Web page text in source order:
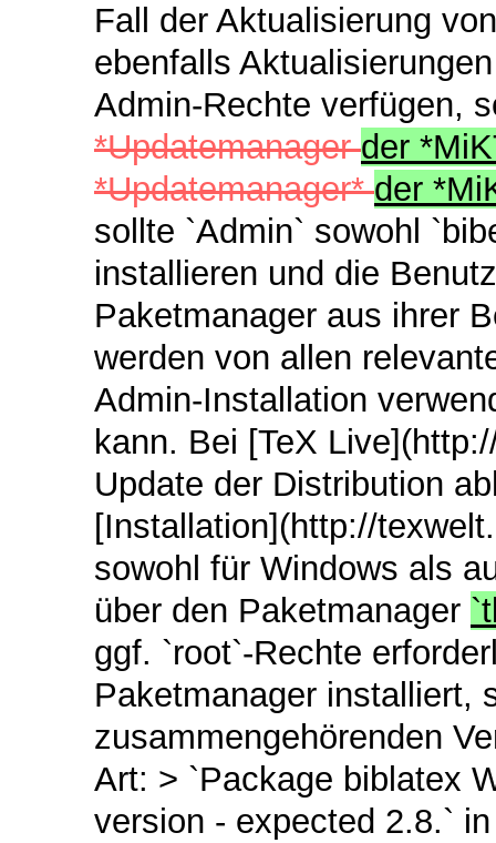
Fall der Aktualisierung
ebenfalls
Admin-Rechte verfügen,
*Updatemanagerder
*Updatemanager*der
sollte `Admin` sowohl
installieren und die
Paketmanager aus ihrer
werden von allen
Admin-Installation
kann. Bei [TeX
Update der Distribution
[Installation](http://
sowohl für Windows als
über den Paketmanager
ggf. `root`-Rechte
Paketmanager installiert,
zusammengehörenden
Art: > `Package biblatex
version - expected 2.8.`